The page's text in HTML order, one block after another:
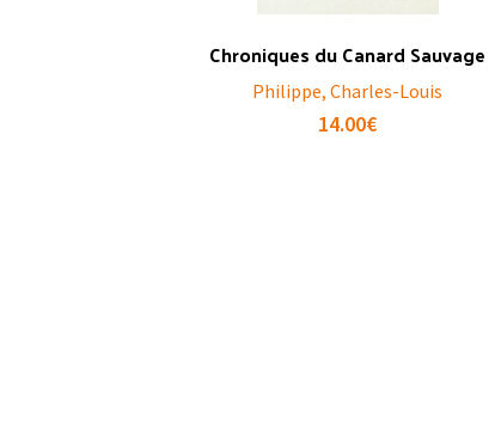
Chroniques du Canard Sauvage
Philippe, Charles-Louis
14.00€